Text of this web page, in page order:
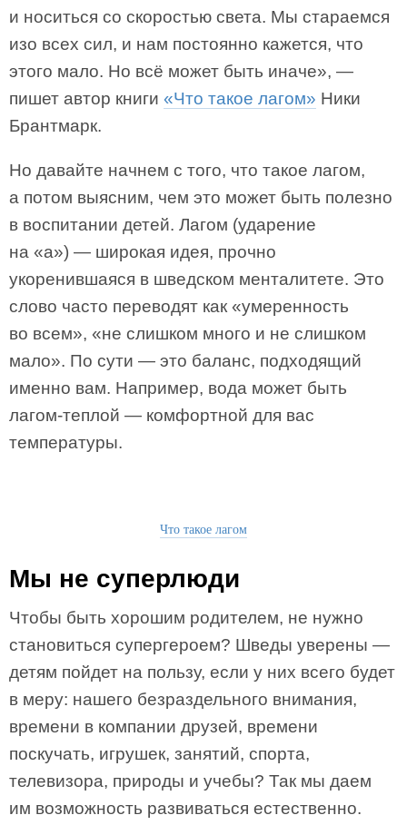
и носиться со скоростью света. Мы стараемся
изо всех сил, и нам постоянно кажется, что
этого мало. Но всё может быть иначе», —
пишет автор книги «Что такое лагом» Ники
Брантмарк.
Но давайте начнем с того, что такое лагом,
а потом выясним, чем это может быть полезно
в воспитании детей. Лагом (ударение
на «а») — широкая идея, прочно
укоренившаяся в шведском менталитете. Это
слово часто переводят как «умеренность
во всем», «не слишком много и не слишком
мало». По сути — это баланс, подходящий
именно вам. Например, вода может быть
лагом-теплой — комфортной для вас
температуры.
Что такое лагом
Мы не суперлюди
Чтобы быть хорошим родителем, не нужно
становиться супергероем? Шведы уверены —
детям пойдет на пользу, если у них всего будет
в меру: нашего безраздельного внимания,
времени в компании друзей, времени
поскучать, игрушек, занятий, спорта,
телевизора, природы и учебы? Так мы даем
им возможность развиваться естественно.